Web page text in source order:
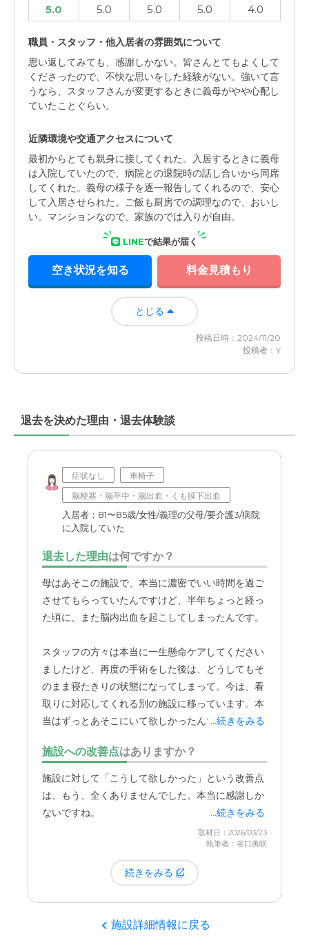
5.0 5.0 5.0 5.0 4.0
職員・スタッフ・他入居者の雰囲気について
思い返してみても、感謝しかない。皆さんとてもよくして
くださったので、不快な思いをした経験がない。強いて言
うなら、スタッフさんが変更するときに義母がやや心配し
ていたことぐらい。
近隣環境や交通アクセスについて
最初からとても親身に接してくれた。入居するときに義母
は入院していたので、病院との退院時の話し合いから同席
してくれた。義母の様子を逐一報告してくれるので、安心
して入居させられた。ご飯も厨房での調理なので、おいし
い。マンションなので、家族のでは入りが自由。
LINEで結果が届く
空き状況を知る 料金見積もり
とじる
投稿日時：2024/11/20
投稿者：Y
退去を決めた理由・退去体験談
症状なし
車椅子
脳梗塞・脳卒中・脳出血・くも膜下出血
入居者：81〜85歳/女性/義理の父母/要介護3/病院
に入院していた
退去した理由は何ですか？
母はあそこの施設で、本当に濃密でいい時間を過ご
させてもらっていたんですけど、半年ちょっと経っ
た頃に、また脳内出血を起こしてしまったんです。
スタッフの方々は本当に一生懸命ケアしてください
ましたけど、再度の手術をした後は、どうしてもそ
のまま寝たきりの状態になってしまって。今は、看
取りに対応してくれる別の施設に移っています。本
当はずっとあそこにいて欲しかったんですけど、母
することになりました。
...続きをみる
施設への改善点はありますか？
施設に対して「こうして欲しかった」という改善点
は、もう、全くありませんでした。本当に感謝しか
ないですね。
...続きをみる
取材日：2026/03/23
執筆者：谷口美咲
続きをみる
施設詳細情報に戻る